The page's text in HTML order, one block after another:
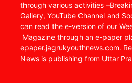
through various activities
Gallery, YouTube Channel and
can read the e-version of our
Magazine through an e-paper
epaper.jagrukyouthnews.com.
News is publishing from Uttar